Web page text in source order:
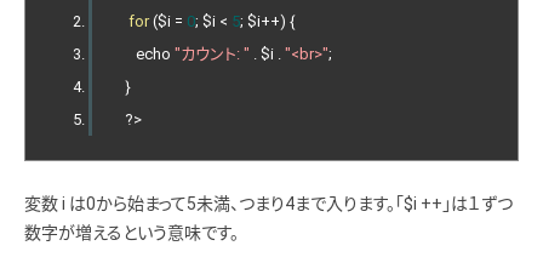
for ($i = 0; $i < 5; $i++) {
      echo
"カウント: " . $i . "<br>";
}
?>
変数 i は0から始まって5未満、つまり4まで入ります。「$i ++」は１ずつ
数字が増えるという意味です。